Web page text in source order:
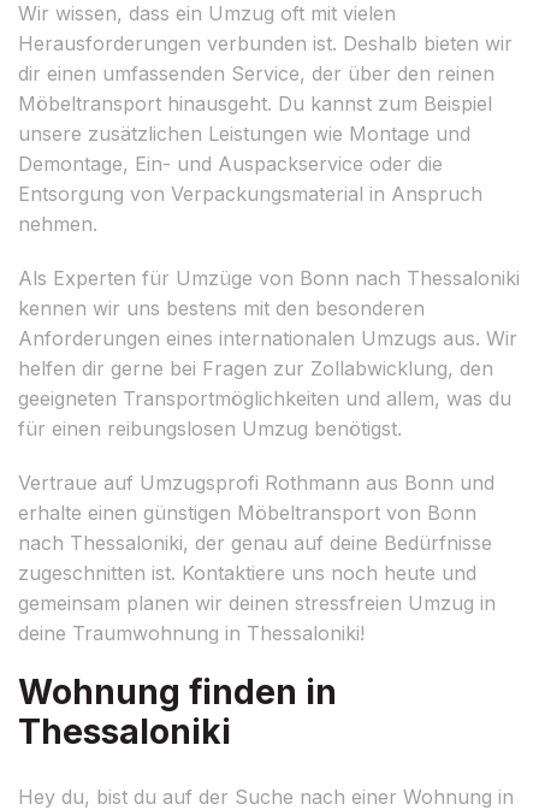
Wir wissen, dass ein Umzug oft mit vielen
Herausforderungen verbunden ist. Deshalb bieten wir
dir einen umfassenden Service, der über den reinen
Möbeltransport hinausgeht. Du kannst zum Beispiel
unsere zusätzlichen Leistungen wie Montage und
Demontage, Ein- und Auspackservice oder die
Entsorgung von Verpackungsmaterial in Anspruch
nehmen.
Als Experten für Umzüge von Bonn nach Thessaloniki
kennen wir uns bestens mit den besonderen
Anforderungen eines internationalen Umzugs aus. Wir
helfen dir gerne bei Fragen zur Zollabwicklung, den
geeigneten Transportmöglichkeiten und allem, was du
für einen reibungslosen Umzug benötigst.
Vertraue auf Umzugsprofi Rothmann aus Bonn und
erhalte einen günstigen Möbeltransport von Bonn
nach Thessaloniki, der genau auf deine Bedürfnisse
zugeschnitten ist. Kontaktiere uns noch heute und
gemeinsam planen wir deinen stressfreien Umzug in
deine Traumwohnung in Thessaloniki!
Wohnung finden in
Thessaloniki
Hey du, bist du auf der Suche nach einer Wohnung in